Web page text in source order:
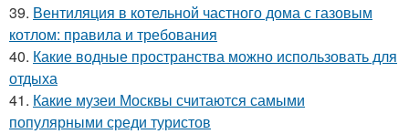
39. Вентиляция в котельной частного дома с газовым
котлом: правила и требования
40. Какие водные пространства можно использовать для
отдыха
41. Какие музеи Москвы считаются самыми
популярными среди туристов